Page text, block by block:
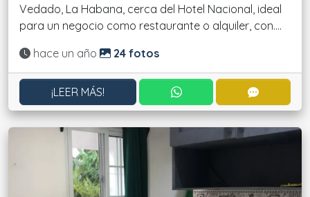
Vedado, La Habana, cerca del Hotel Nacional, ideal
para un negocio como restaurante o alquiler, con....
Actualizado:
hace un año 24 fotos
¡LEER MÁS! CONTACTAR POR